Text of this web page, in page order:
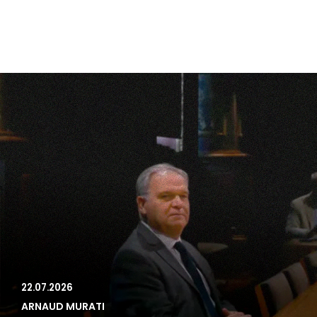
22.07.2026
ARNAUD MURATI